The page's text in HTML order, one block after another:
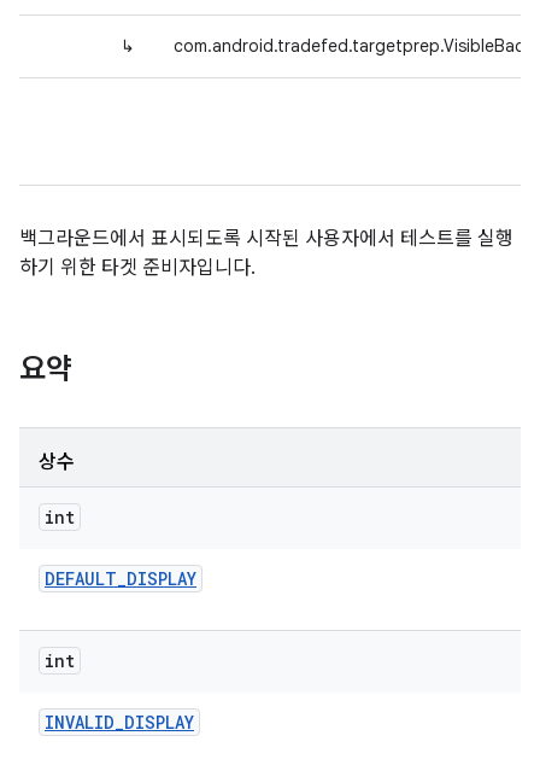
↳
백그라운드에서 표시되도록 시작된 사용자에서 테스트를 실행
하기 위한 타겟 준비자입니다.
요약
상수
int
DEFAULT_DISPLAY
int
INVALID_DISPLAY